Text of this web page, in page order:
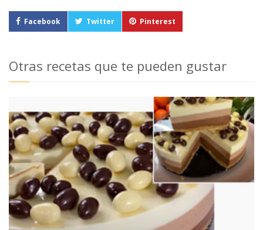
Facebook Twitter Pinterest
Otras recetas que te pueden gustar